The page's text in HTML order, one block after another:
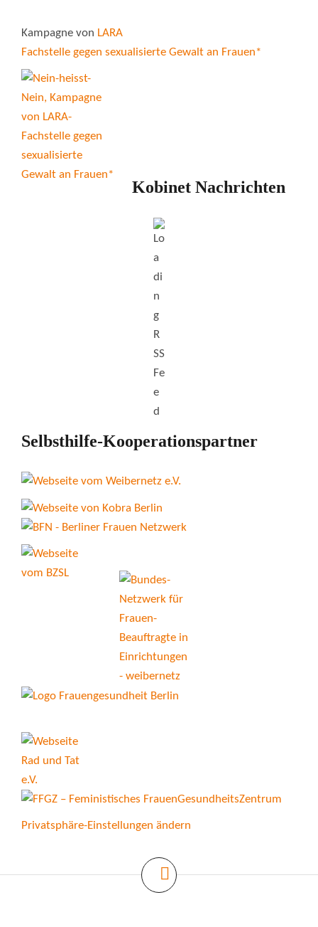
Kampagne von LARA
Fachstelle gegen sexualisierte Gewalt an Frauen*
Kobinet Nachrichten
Selbsthilfe-Kooperationspartner
Privatsphäre-Einstellungen ändern